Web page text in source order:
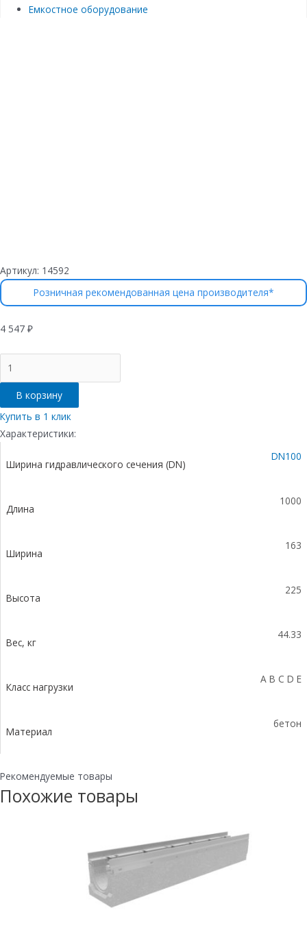
Емкостное оборудование
Артикул: 14592
Розничная рекомендованная цена производителя*
4 547 ₽
товара
Лоток
водоотводный
бетонный
коробчатый
(СО-100мм),
оцинкованной
уклоном
100.16,3
Z,
В корзину
Купить в 1 клик
Характеристики:
Ширина гидравлического сечения (DN)
DN100
Длина
1000
Ширина
163
Высота
225
Вес, кг
44.33
Класс нагрузки
A B C D E
Материал
бетон
Рекомендуемые товары
Похожие товары